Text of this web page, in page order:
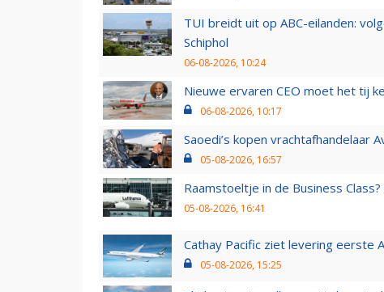
TUI breidt uit op ABC-eilanden:
Schiphol
06-08-2026, 10:24
Nieuwe ervaren CEO moet het tij
06-08-2026, 10:17
Saoedi’s kopen vrachtafhandelaar
05-08-2026, 16:57
Raamstoeltje in de Business
05-08-2026, 16:41
Cathay Pacific ziet levering eerste
05-08-2026, 15:25